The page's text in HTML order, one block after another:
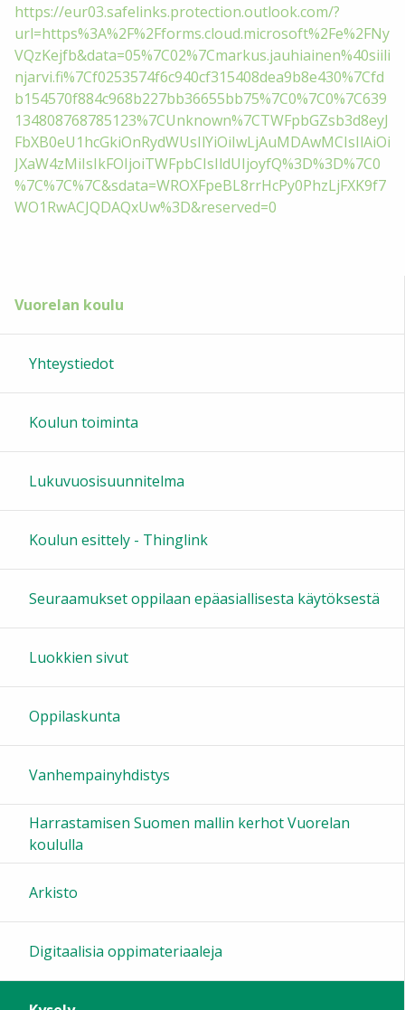
https://eur03.safelinks.protection.outlook.com/?
url=https%3A%2F%2Fforms.cloud.microsoft%2Fe%2FNy
VQzKejfb&data=05%7C02%7Cmarkus.jauhiainen%40siili
njarvi.fi%7Cf0253574f6c940cf315408dea9b8e430%7Cfd
b154570f884c968b227bb36655bb75%7C0%7C0%7C639
134808768785123%7CUnknown%7CTWFpbGZsb3d8eyJ
FbXB0eU1hcGkiOnRydWUsIlYiOiIwLjAuMDAwMCIsIlAiOi
JXaW4zMiIsIkFOIjoiTWFpbCIsIldUIjoyfQ%3D%3D%7C0
%7C%7C%7C&sdata=WROXFpeBL8rrHcPy0PhzLjFXK9f7
WO1RwACJQDAQxUw%3D&reserved=0
Vuorelan koulu
Yhteystiedot
Koulun toiminta
Lukuvuosisuunnitelma
Koulun esittely - Thinglink
Seuraamukset oppilaan epäasiallisesta käytöksestä
Luokkien sivut
Oppilaskunta
Vanhempainyhdistys
Harrastamisen Suomen mallin kerhot Vuorelan
koululla
Arkisto
Digitaalisia oppimateriaaleja